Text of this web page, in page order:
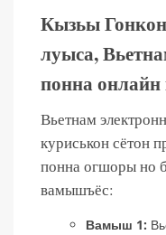
Кызьы
луыса,
понна
Вьетнам
куриськон сётон
понна огшоры но
вамышъёс:
Вамыш 1: